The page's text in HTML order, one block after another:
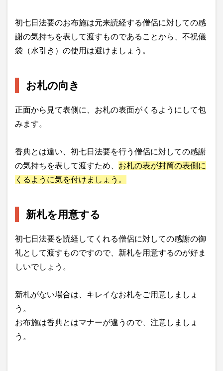
初七日法要のお布施は元来読経する僧侶に対しての感
謝の気持ちを表して渡すものであることから、不祝儀
袋（水引き）の使用は避けましょう。
お札の向き
正面から見て表側に、お札の表面がくるようにして包
みます。
香典とは違い、初七日法要を行う僧侶に対しての感謝
の気持ちを表して渡すため、 お札の表が封筒の表側に
くるように気を付けましょう。
新札を用意する
初七日法要を読経してくれる僧侶に対しての感謝の御
礼として渡すものですので、新札を用意するのが好ま
しいでしょう。
新札がない場合は、キレイなお札をご用意しましょ
う。
お布施は香典とはマナーが違うので、注意しましょ
う。